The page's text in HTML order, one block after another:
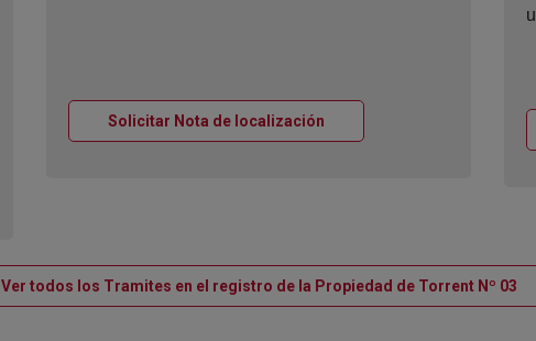
Solicitar Nota de localizaciónVentana nueva
Ver todos los Tramites en el registro de la Propiedad de Torrent Nº 03